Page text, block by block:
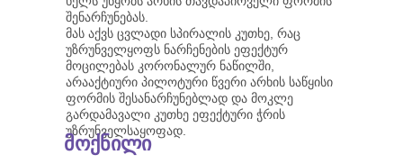
შენარჩუნებას.
მას აქვს ცვლადი სპირალის კუთხე, რაც
უზრუნველყოფს ნარჩენების ეფექტურ
მოცილებას კორონალურ ნაწილში,
არააქტიური პილოტური წვერი არხის საწყისი
ფორმის შესანარჩუნებლად და მოკლე
გარდამავალი კუთხე ეფექტური ჭრის
უზრუნველსაყოფად.
მოქნილი